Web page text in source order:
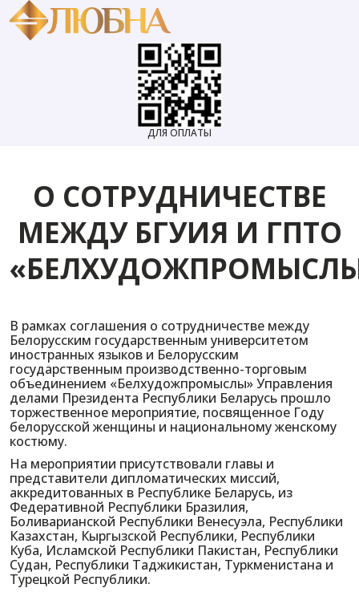
ДЛЯ ОПЛАТЫ
О СОТРУДНИЧЕСТВЕ
МЕЖДУ БГУИЯ И ГПТО
В рамках соглашения о сотрудничестве между
Белорусским государственным университетом
иностранных языков и Белорусским
государственным производственно-торговым
объединением «Белхудожпромыслы» Управления
делами Президента Республики Беларусь прошло
торжественное мероприятие, посвященное Году
белорусской женщины и национальному женскому
костюму.
На мероприятии присутствовали главы и
представители дипломатических миссий,
аккредитованных в Республике Беларусь, из
Федеративной Республики Бразилия,
Боливарианской Республики Венесуэла, Республики
Казахстан, Кыргызской Республики, Республики
Куба, Исламской Республики Пакистан, Республики
Судан, Республики Таджикистан, Туркменистана и
Турецкой Республики.